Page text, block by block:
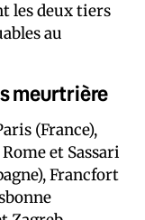
les deux tiers
au
meurtrière
(France),
et Sassari
Francfort